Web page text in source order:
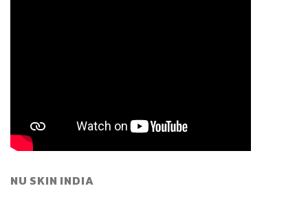
NU SKIN INDIA